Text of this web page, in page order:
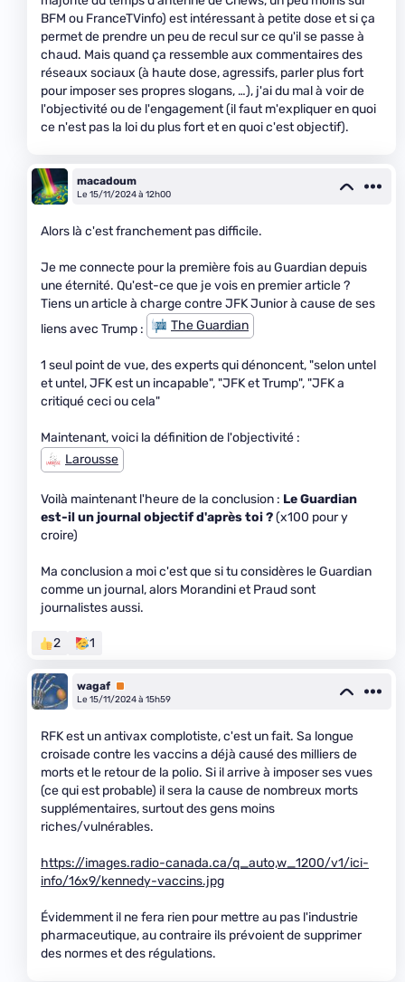
BFM ou FranceTVinfo) est intéressant à petite dose et si ça
permet de prendre un peu de recul sur ce qu'il se passe à
chaud. Mais quand ça ressemble aux commentaires des
réseaux sociaux (à haute dose, agressifs, parler plus fort
pour imposer ses propres slogans, …), j'ai du mal à voir de
l'objectivité ou de l'engagement (il faut m'expliquer en quoi
ce n'est pas la loi du plus fort et en quoi c'est objectif).
macadoum
Le 15/11/2024 à 12h00
Alors là c'est franchement pas difficile.
Je me connecte pour la première fois au Guardian depuis
une éternité. Qu'est-ce que je vois en premier article ?
Tiens un article à charge contre JFK Junior à cause de ses
liens avec Trump :
The Guardian
1 seul point de vue, des experts qui dénoncent, "selon untel
et untel, JFK est un incapable", "JFK et Trump", "JFK a
critiqué ceci ou cela"
Maintenant, voici la définition de l'objectivité :
Larousse
Voilà maintenant l'heure de la conclusion : Le Guardian
est-il un journal objectif d'après toi ?(x100 pour y
croire)
Ma conclusion a moi c'est que si tu considères le Guardian
comme un journal, alors Morandini et Praud sont
journalistes aussi.
2 1
wagaf Premium
Le 15/11/2024 à 15h59
RFK est un antivax complotiste, c'est un fait. Sa longue
croisade contre les vaccins a déjà causé des milliers de
morts et le retour de la polio. Si il arrive à imposer ses vues
(ce qui est probable) il sera la cause de nombreux morts
supplémentaires, surtout des gens moins
riches/vulnérables.
https://images.radio-canada.ca/q_auto,w_1200/v1/ici-
info/16x9/kennedy-vaccins.jpg
Évidemment il ne fera rien pour mettre au pas l'industrie
pharmaceutique, au contraire ils prévoient de supprimer
des normes et des régulations.